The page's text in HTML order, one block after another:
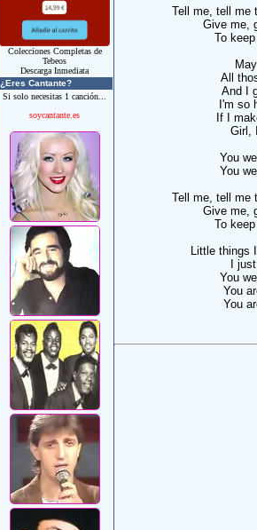
Colecciones Completas de
Tebeos
Descarga Inmediata
¿Eres Cantante?
Si solo necesitas 1 canción...
soycantante.es
Tell me, tell me
Give me,
To
All
And I
I'm so
If I
Girl,
You
You
Tell me, tell me
Give me,
To
Little things
I
You
You
You